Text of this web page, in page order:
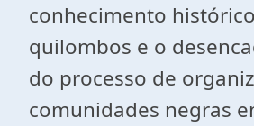
conhecimento
quilombos e o
do processo de
comunidades negras